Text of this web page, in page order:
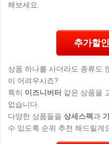
해보세요.
추가할
상품 하나를 사더라도 종류도
이 어려우시죠?
특히 이즈니버터 같은 상품을
없습니다.
다양한 상품들을 상세스펙 과
수 있도록 순위 추천 해드릴게